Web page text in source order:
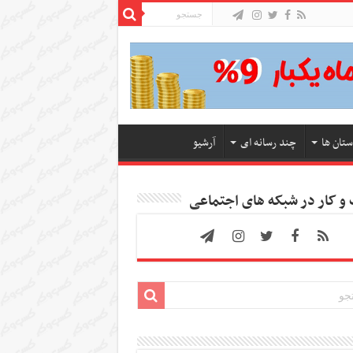
ها چند رسانه ای آرشیو
کار در شبکه های اجتماعی